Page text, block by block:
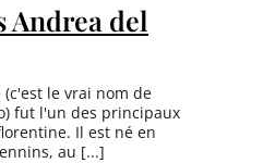
Andrea del
le vrai nom de
fut l'un des principaux
Il est né en
au [...]